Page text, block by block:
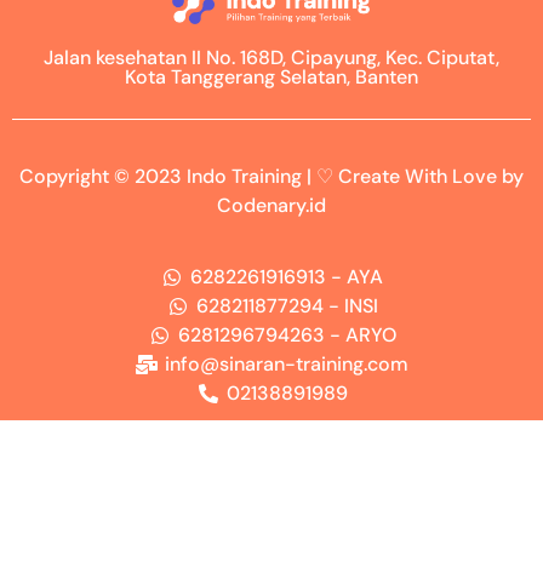
Jalan kesehatan II No. 168D, Cipayung, Kec. Ciputat,
Kota Tanggerang Selatan, Banten
Copyright © 2023 Indo Training | ♡ Create With Love by
Codenary.id
6282261916913 - AYA
628211877294 - INSI
6281296794263 - ARYO
info@sinaran-training.com
02138891989